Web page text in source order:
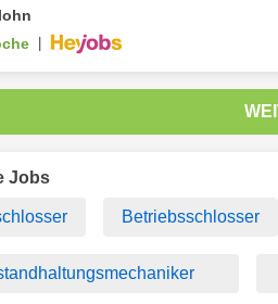
Jobs
Betriebsschlosser